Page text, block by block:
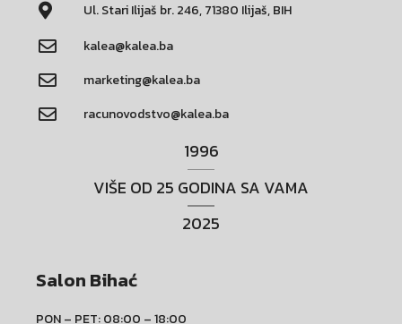
Ul. Stari Ilijaš br. 246, 71380 Ilijaš, BIH
kalea@kalea.ba
marketing@kalea.ba
racunovodstvo@kalea.ba
1996
VIŠE OD 25 GODINA SA VAMA
2025
Salon Bihać
PON – PET: 08:00 – 18:00